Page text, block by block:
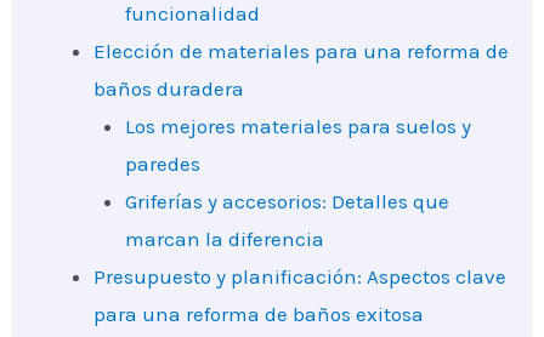
funcionalidad
Elección de materiales para una reforma de
baños duradera
Los mejores materiales para suelos y
paredes
Griferías y accesorios: Detalles que
marcan la diferencia
Presupuesto y planificación: Aspectos clave
para una reforma de baños exitosa